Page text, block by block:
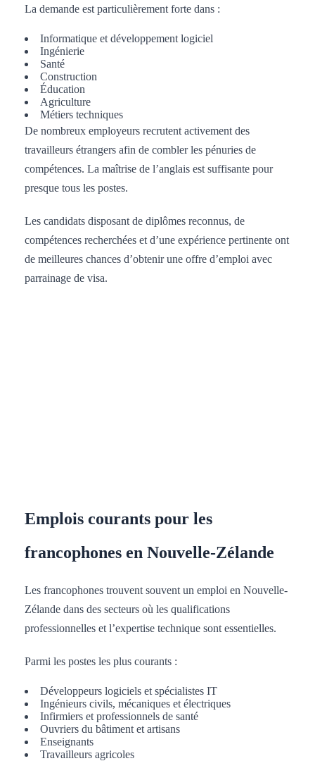
La demande est particulièrement forte dans :
Informatique et développement logiciel
Ingénierie
Santé
Construction
Éducation
Agriculture
Métiers techniques
De nombreux employeurs recrutent activement des
travailleurs étrangers afin de combler les pénuries de
compétences. La maîtrise de l’anglais est suffisante pour
presque tous les postes.
Les candidats disposant de diplômes reconnus, de
compétences recherchées et d’une expérience pertinente ont
de meilleures chances d’obtenir une offre d’emploi avec
parrainage de visa.
Emplois courants pour les
francophones en Nouvelle-Zélande
Les francophones trouvent souvent un emploi en Nouvelle-
Zélande dans des secteurs où les qualifications
professionnelles et l’expertise technique sont essentielles.
Parmi les postes les plus courants :
Développeurs logiciels et spécialistes IT
Ingénieurs civils, mécaniques et électriques
Infirmiers et professionnels de santé
Ouvriers du bâtiment et artisans
Enseignants
Travailleurs agricoles